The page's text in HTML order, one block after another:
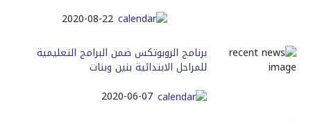
2020-08-22
برنامج الروبوتكس ضمن البرامج التعليمية
للمراحل الابتدائية بنين وبنات
2020-06-07